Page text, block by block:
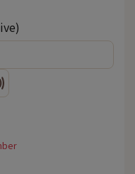
證碼
放圖形驗證碼語音